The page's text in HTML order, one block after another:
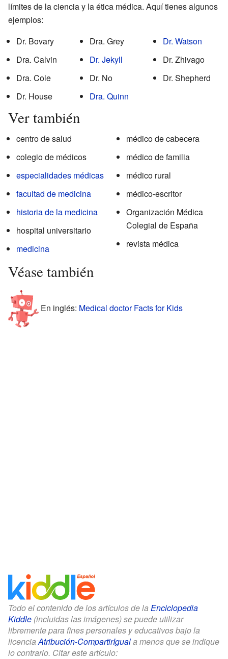
límites de la ciencia y la ética médica. Aquí tienes algunos
ejemplos:
Dr. Bovary
Dra. Calvin
Dra. Cole
Dr. House
Dra. Grey
Dr. Jekyll
Dr. No
Dra. Quinn
Dr. Watson
Dr. Zhivago
Dr. Shepherd
Ver también
centro de salud
colegio de médicos
especialidades médicas
facultad de medicina
historia de la medicina
hospital universitario
medicina
médico de cabecera
médico de familia
médico rural
médico-escritor
Organización Médica
Colegial de España
revista médica
Véase también
En inglés: Medical doctor Facts for Kids
Todo el contenido de los artículos de la Enciclopedia
Kiddle (incluidas las imágenes) se puede utilizar
libremente para fines personales y educativos bajo la
licenciaAtribución-CompartirIguala menos que se indique
lo contrario. Citar este artículo: